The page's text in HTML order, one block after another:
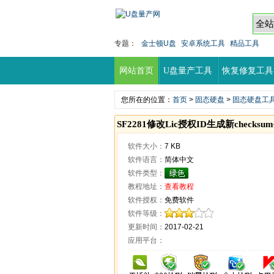
专题： 金士顿U盘 安卓系统工具 精品工具
网站首页 U盘量产工具 恢复修复工具
您所在的位置： 首页 > 固态硬盘 > 固态硬盘工
SF2281修改Lic授权ID生成新
软件大小： 7 KB
软件语言： 简体中文
软件类型：
教程地址： 查看教程
软件授权： 免费软件
软件等级：
更新时间： 2017-02-21
应用平台：